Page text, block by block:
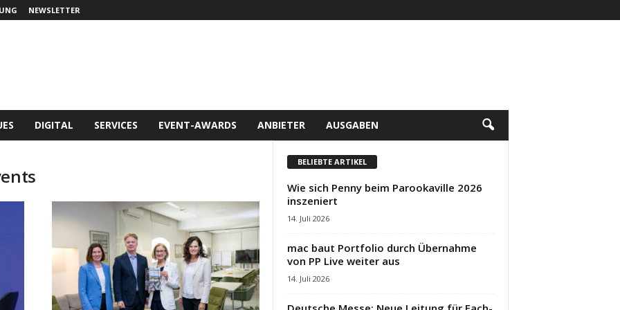
NEWSLETTER
DIGITAL SERVICES EVENT-AWARDS ANBIETER AUSGABEN
BELIEBTE ARTIKEL
Wie sich Penny beim Parookaville 2026
inszeniert
14. Juli 2026
mac baut Portfolio durch Übernahme
von PP Live weiter aus
14. Juli 2026